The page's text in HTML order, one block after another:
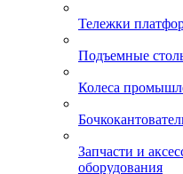
Тележки
Подъемные
Колеса
Запчасти и
оборудования